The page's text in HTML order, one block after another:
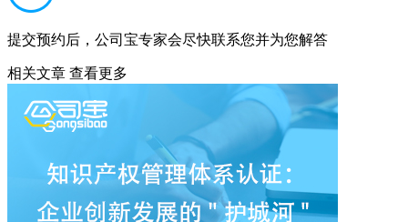
提交预约后，公司宝专家会尽快联系您并为您解答
相关文章 查看更多